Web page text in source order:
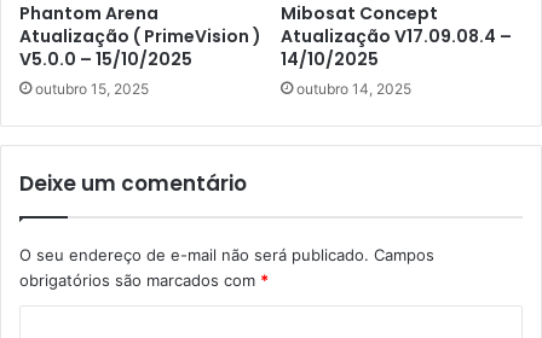
Phantom Arena
Atualização ( PrimeVision )
V5.0.0 – 15/10/2025
outubro 15, 2025
Mibosat Concept
Atualização V17.09.08.4 –
14/10/2025
outubro 14, 2025
Deixe um comentário
O seu endereço de e-mail não será publicado. Campos
obrigatórios são marcados com *